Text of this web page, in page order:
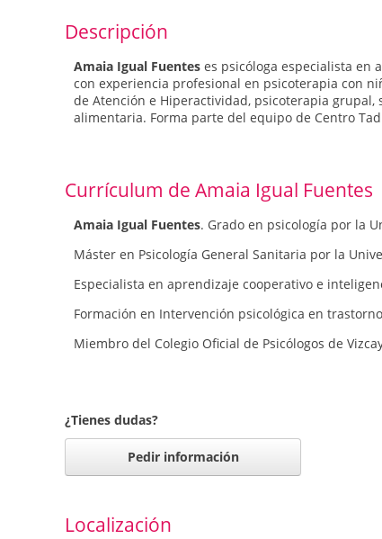
Descripción
Amaia Igual Fuentes es psicóloga especialista en
con experiencia profesional en psicoterapia con
de Atención e Hiperactividad, psicoterapia
alimentaria. Forma parte del equipo de Centro
Currículum de Amaia Igual Fuentes
Amaia Igual Fuentes. Grado en psicología por la
Máster en Psicología General Sanitaria por la
Especialista en aprendizaje cooperativo e
Formación en Intervención psicológica en
Miembro del Colegio Oficial de Psicólogos de
¿Tienes dudas?
Pedir información
Localización